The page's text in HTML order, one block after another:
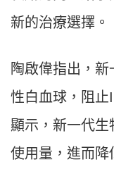
新的治療選擇。
陶啟偉指出，
性白血球，阻
顯示，新一代
使用量，進而降